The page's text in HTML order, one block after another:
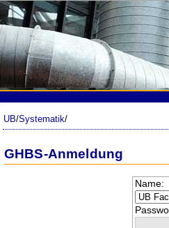
UB/Systematik/
GHBS-Anmeldung
Name: